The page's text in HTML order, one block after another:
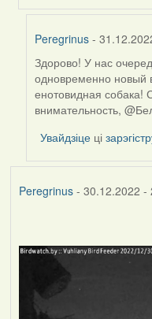
Peregrinus -
In
reply
to
by
Белахвост
Здорово! У нас
одновременно новый
енотовидная собака!
внимательность,
Увайдзіце ці
Peregrinus- 30.12.2022 -